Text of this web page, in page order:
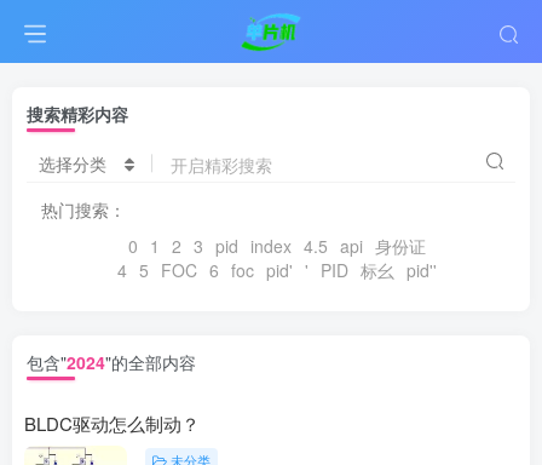
搜索精彩内容
选择分类
热门搜索：
0 1 2 3 pid index 4.5 api 身份证
4 5 FOC 6 foc pid' ' PID 标幺 pid''
包含"2024"的全部内容
BLDC驱动怎么制动？
未分类